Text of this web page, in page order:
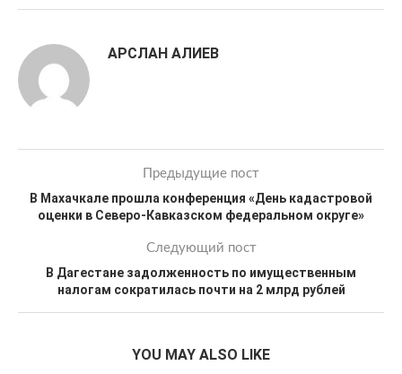
АРСЛАН АЛИЕВ
Предыдущие пост
В Махачкале прошла конференция «День кадастровой
оценки в Северо-Кавказском федеральном округе»
Следующий пост
В Дагестане задолженность по имущественным
налогам сократилась почти на 2 млрд рублей
YOU MAY ALSO LIKE